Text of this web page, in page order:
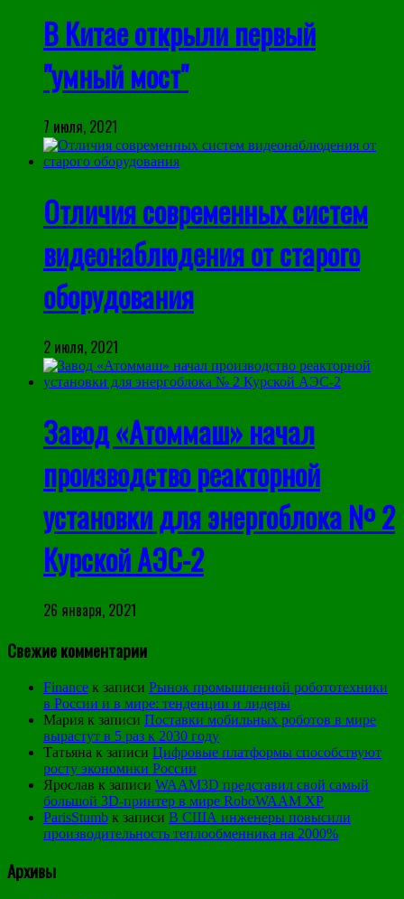
В Китае открыли первый
"умный мост"
7 июля, 2021
Отличия современных систем
видеонаблюдения от старого
оборудования
2 июля, 2021
Завод «Атоммаш» начал
производство реакторной
установки для энергоблока № 2
Курской АЭС-2
26 января, 2021
Свежие комментарии
Finance к записи Рынок промышленной робототехники
в России и в мире: тенденции и лидеры
Мария к записи Поставки мобильных роботов в мире
вырастут в 5 раз к 2030 году
Татьяна к записи Цифровые платформы способствуют
росту экономики России
Ярослав к записи WAAM3D представил свой самый
большой 3D-принтер в мире RoboWAAM XP
ParisStumb к записи В США инженеры повысили
производительность теплообменника на 2000%
Архивы